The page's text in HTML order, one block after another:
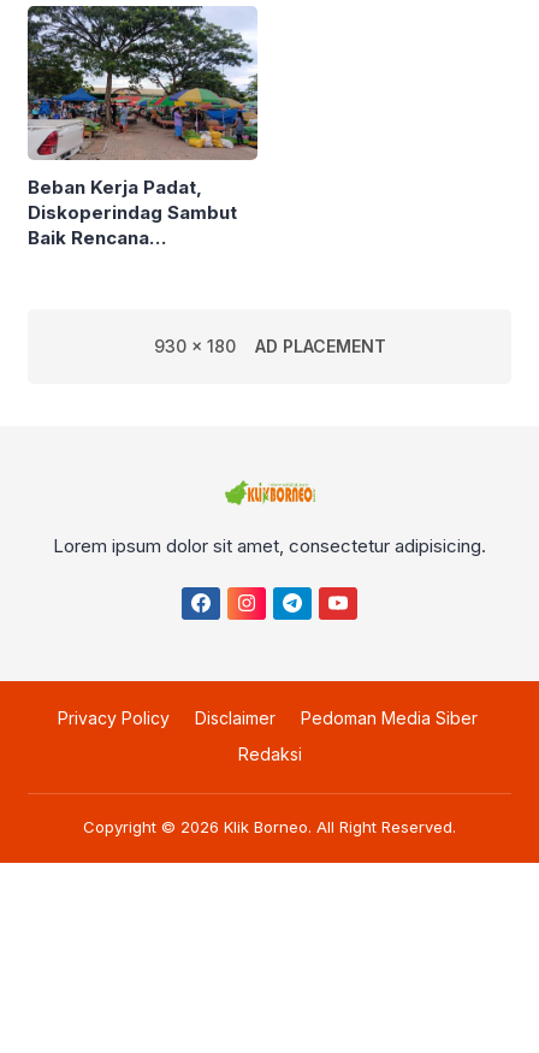
Kalimantan
Beban Kerja Padat,
Diskoperindag Sambut
Baik Rencana
930 x 180 AD PLACEMENT
Lorem ipsum dolor sit amet, consectetur adipisicing.
Privacy Policy Disclaimer
Pedoman Media Siber
Redaksi
Copyright © 2026 Klik Borneo. All Right Reserved.